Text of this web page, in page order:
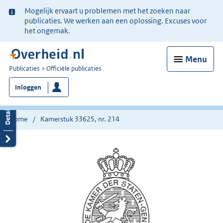
Ter
informatie:
Mogelijk ervaart u problemen met het zoeken naar
publicaties. We werken aan een oplossing. Excuses voor
het ongemak.
Menu
U
bent
nu
hier:
Publicaties Officiële publicaties
Inloggen
Home Kamerstuk 33625, nr. 214